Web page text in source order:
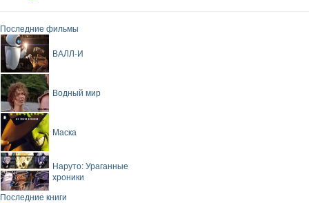
Последние фильмы
ВАЛЛ-И
Водный мир
Маска
Наруто: Ураганные
хроники
Последние книги